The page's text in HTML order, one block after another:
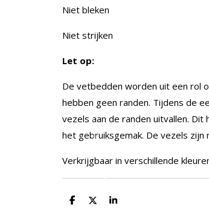
Niet bleken
Niet strijken
Let op:
De vetbedden worden uit een rol
hebben geen randen. Tijdens de
vezels aan de randen uitvallen.
het gebruiksgemak. De vezels zijn
Verkrijgbaar in verschillende
D
D
S